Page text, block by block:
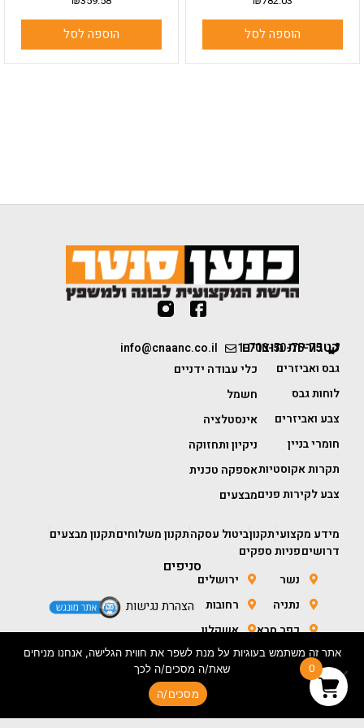
הוספה לסל הוספה לסל
1-700-50-75-75
info@cnaanc.co.il קטגוריות מוצרים
גבס ואביזרים
לוחות גבס
צבע ואביזרים
חומרי בניין
תקרות אקוסטיות
צבע לקירות פנים
כלי עבודה ידניים
חשמל
אינסטלציה
ניקיון ותחזוקה
אספקה טכנית
מבצעים
מידע מקצועיתקנוןביטול עסקהתקנון משלוחיםתקנון מבצעים
דרושיםפניות ספקים
סניפים
נשר
נתניה
כפר סבא
חולון
ירושלים
רחובות
אשקלון
באר שבע
הצהרת נגישות
0
אתר זה משתמש בעוגיות על מנת לשפר את חווית הגלישה, אנחנו מניחים
שאת/ה מסכים/ה לכך
מסכים/ה